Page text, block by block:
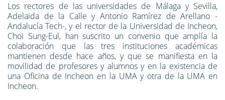
Los rectores de las universidades de Málaga y Sevilla,
Adelaida de la Calle y Antonio Ramírez de Arellano -
Andalucía Tech-, y el rector de la Universidad de Incheon,
Choi Sung-Eul, han suscrito un convenio que amplía la
colaboración que las tres instituciones académicas
mantienen desde hace años, y que se manifiesta en la
movilidad de profesores y alumnos y en la existencia de
una Oficina de Incheon en la UMA y otra de la UMA en
Incheon.